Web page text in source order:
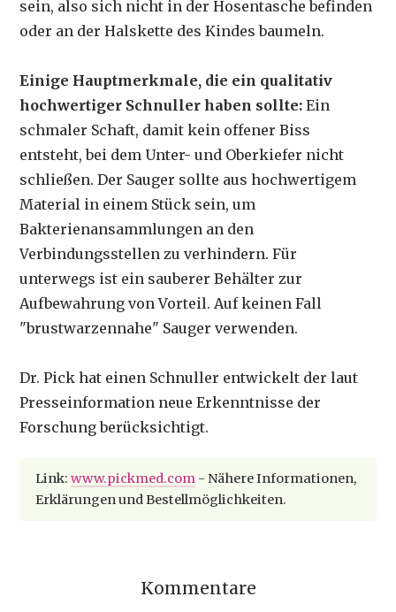
sein, also sich nicht in der Hosentasche befinden
oder an der Halskette des Kindes baumeln.
Einige Hauptmerkmale, die ein qualitativ
hochwertiger Schnuller haben sollte: Ein
schmaler Schaft, damit kein offener Biss
entsteht, bei dem Unter- und Oberkiefer nicht
schließen. Der Sauger sollte aus hochwertigem
Material in einem Stück sein, um
Bakterienansammlungen an den
Verbindungsstellen zu verhindern. Für
unterwegs ist ein sauberer Behälter zur
Aufbewahrung von Vorteil. Auf keinen Fall
"brustwarzennahe" Sauger verwenden.
Dr. Pick hat einen Schnuller entwickelt der laut
Presseinformation neue Erkenntnisse der
Forschung berücksichtigt.
Link:www.pickmed.com - Nähere Informationen,
Erklärungen und Bestellmöglichkeiten.
Kommentare